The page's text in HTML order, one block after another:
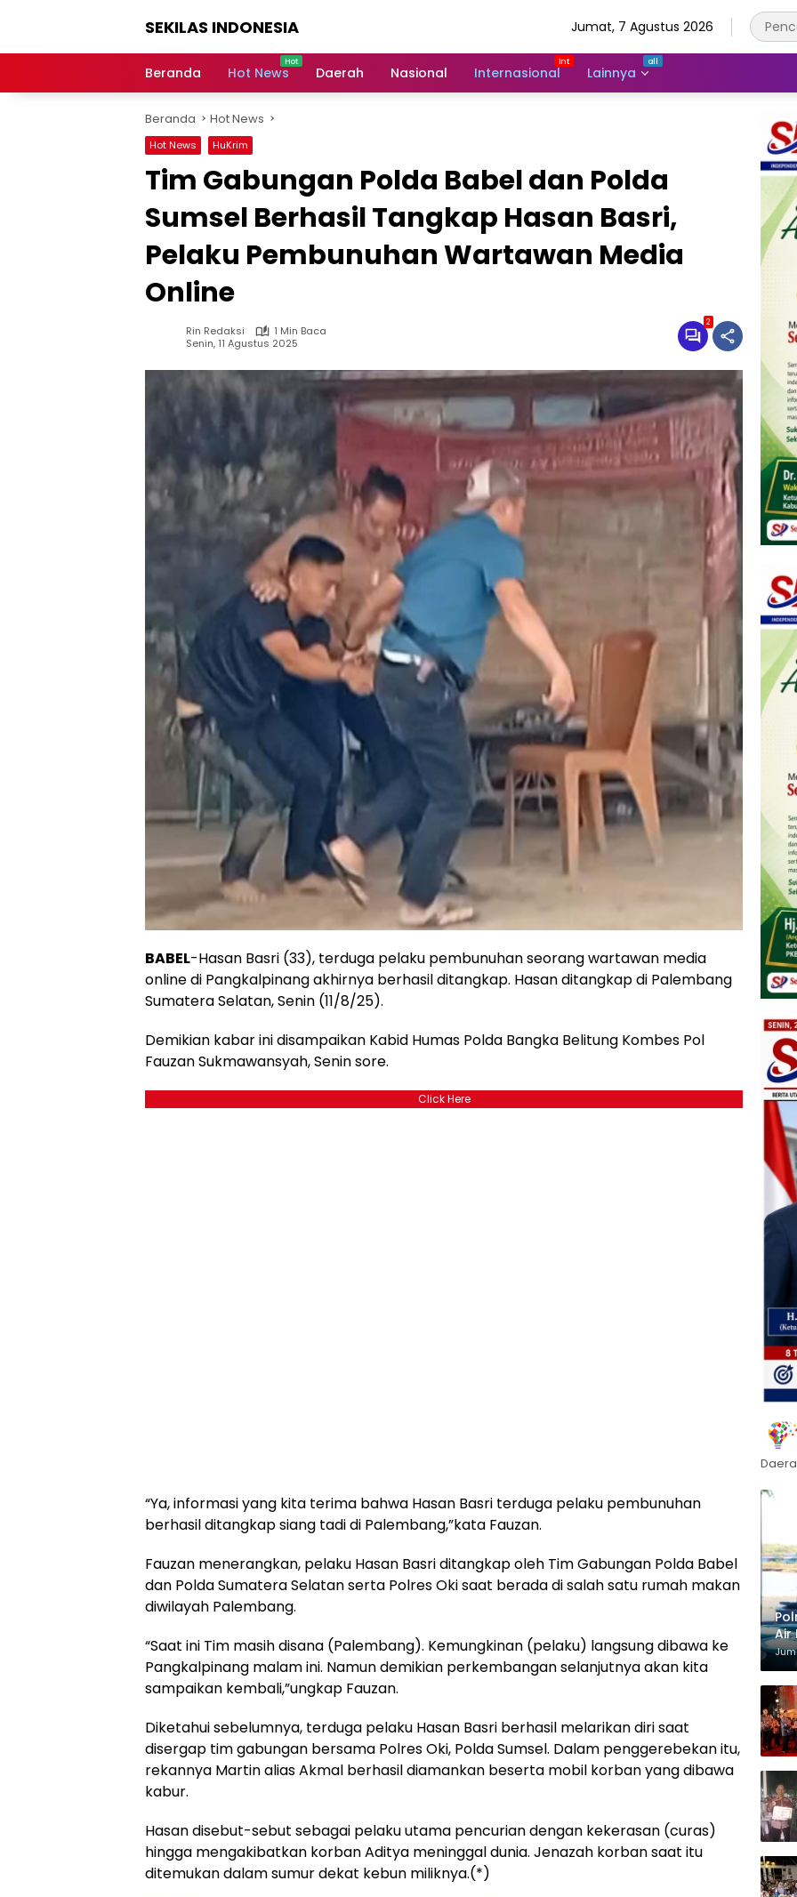
SEKILAS INDONESIA
Terkini,
Latest
World,
Headlines,
News
Jumat, 7 Agustus 2026
Beranda Hot News Daerah Nasional Internasional Lainnya
Beranda Hot News
Hot News HuKrim
Tim Gabungan Polda Babel dan Polda
Sumsel Berhasil Tangkap Hasan Basri,
Pelaku Pembunuhan Wartawan Media
Online
Rin Redaksi
1 Min Baca
Senin, 11 Agustus 2025
2
BABEL-Hasan Basri (33), terduga pelaku pembunuhan seorang wartawan media
online di Pangkalpinang akhirnya berhasil ditangkap. Hasan ditangkap di Palembang
Sumatera Selatan, Senin (11/8/25).
Demikian kabar ini disampaikan Kabid Humas Polda Bangka Belitung Kombes Pol
Fauzan Sukmawansyah, Senin sore.
Click Here
“Ya, informasi yang kita terima bahwa Hasan Basri terduga pelaku pembunuhan
berhasil ditangkap siang tadi di Palembang,”kata Fauzan.
Fauzan menerangkan, pelaku Hasan Basri ditangkap oleh Tim Gabungan Polda Babel
dan Polda Sumatera Selatan serta Polres Oki saat berada di salah satu rumah makan
diwilayah Palembang.
“Saat ini Tim masih disana (Palembang). Kemungkinan (pelaku) langsung dibawa ke
Pangkalpinang malam ini. Namun demikian perkembangan selanjutnya akan kita
sampaikan kembali,”ungkap Fauzan.
Diketahui sebelumnya, terduga pelaku Hasan Basri berhasil melarikan diri saat
disergap tim gabungan bersama Polres Oki, Polda Sumsel. Dalam penggerebekan itu,
rekannya Martin alias Akmal berhasil diamankan beserta mobil korban yang dibawa
kabur.
Hasan disebut-sebut sebagai pelaku utama pencurian dengan kekerasan (curas)
hingga mengakibatkan korban Aditya meninggal dunia. Jenazah korban saat itu
ditemukan dalam sumur dekat kebun miliknya.(*)
Air